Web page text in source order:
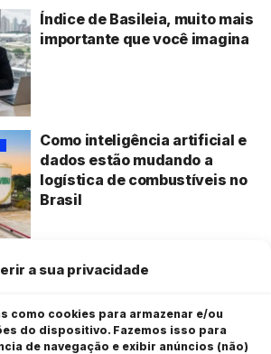
a sua privacidade
como cookies para armazenar e/ou
do dispositivo. Fazemos isso para
de navegação e exibir anúncios (não)
Índice de Basileia, muito mais
importante que você imagina
Como inteligência artificial e
dados estão mudando a
logística de combustíveis no
Brasil
Com valuation de R$ 30
milhões Grupo X compra
marketplace de venda de
ingressos, infoprodutos.